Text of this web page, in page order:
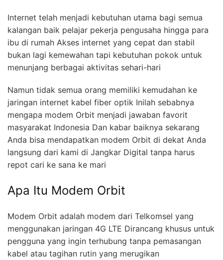
Internet telah menjadi kebutuhan utama bagi semua
kalangan baik pelajar pekerja pengusaha hingga para
ibu di rumah Akses internet yang cepat dan stabil
bukan lagi kemewahan tapi kebutuhan pokok untuk
menunjang berbagai aktivitas sehari-hari
Namun tidak semua orang memiliki kemudahan ke
jaringan internet kabel fiber optik Inilah sebabnya
mengapa modem Orbit menjadi jawaban favorit
masyarakat Indonesia Dan kabar baiknya sekarang
Anda bisa mendapatkan modem Orbit di dekat Anda
langsung dari kami di Jangkar Digital tanpa harus
repot cari ke sana ke mari
Apa Itu Modem Orbit
Modem Orbit adalah modem dari Telkomsel yang
menggunakan jaringan 4G LTE Dirancang khusus untuk
pengguna yang ingin terhubung tanpa pemasangan
kabel atau tagihan rutin yang merugikan